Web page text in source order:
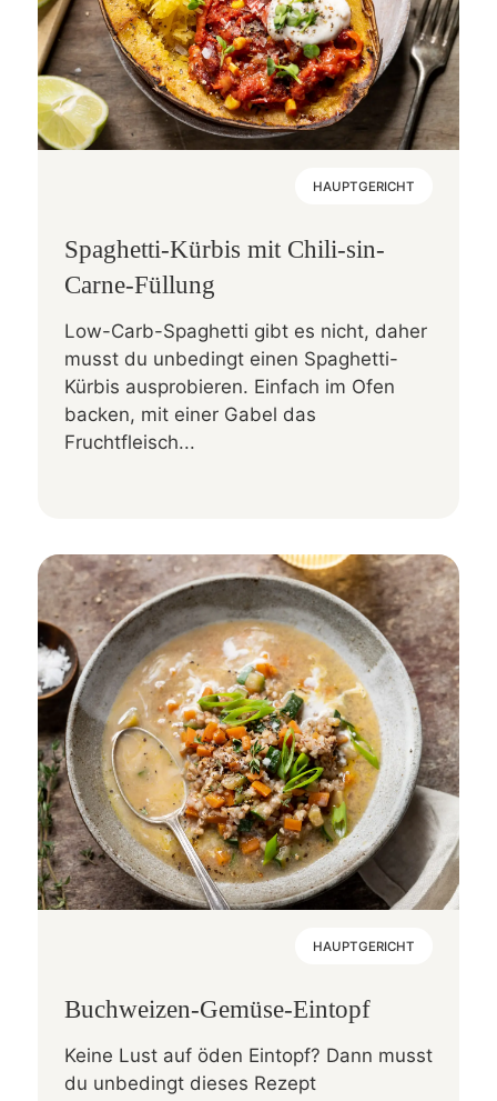
HAUPTGERICHT
Spaghetti-Kürbis mit Chili-sin-
Carne-Füllung
Low-Carb-Spaghetti gibt es nicht, daher
musst du unbedingt einen Spaghetti-
Kürbis ausprobieren. Einfach im Ofen
backen, mit einer Gabel das
Fruchtfleisch...
HAUPTGERICHT
Buchweizen-Gemüse-Eintopf
Keine Lust auf öden Eintopf? Dann musst
du unbedingt dieses Rezept